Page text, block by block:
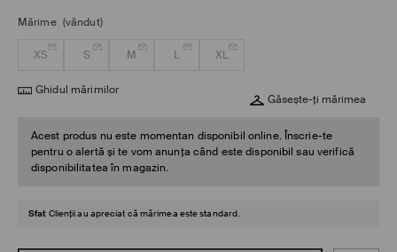
Mărime (vândut)
XS S M L XL
Ghidul mărimilor
Găsește-ți mărimea
Acest produs nu este momentan disponibil online. Înscrie-te
pentru o alertă și te vom anunța când este disponibil sau verifică
disponibilitatea în magazin.
Sfat Clienții au apreciat că mărimea este standard.